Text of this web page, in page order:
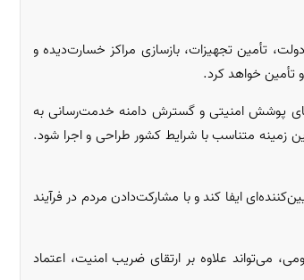
تأمین تجهیزات، بازسازی مراکز خسارت‌دیده و
تأمین خواهد کرد.
پوشش امنیتی و گسترش دامنه خدمت‌رسانی به
زمینه متناسب با شرایط کشور طراحی و اجرا شود.
ایفا کند و با مشارکت‌دادن مردم در فرآیند
می‌تواند علاوه بر ارتقای ضریب امنیت، اعتماد